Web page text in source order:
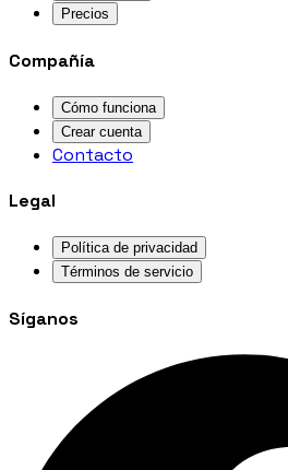
Precios
Compañía
Cómo funciona
Crear cuenta
Contacto
Legal
Política de privacidad
Términos de servicio
Síganos